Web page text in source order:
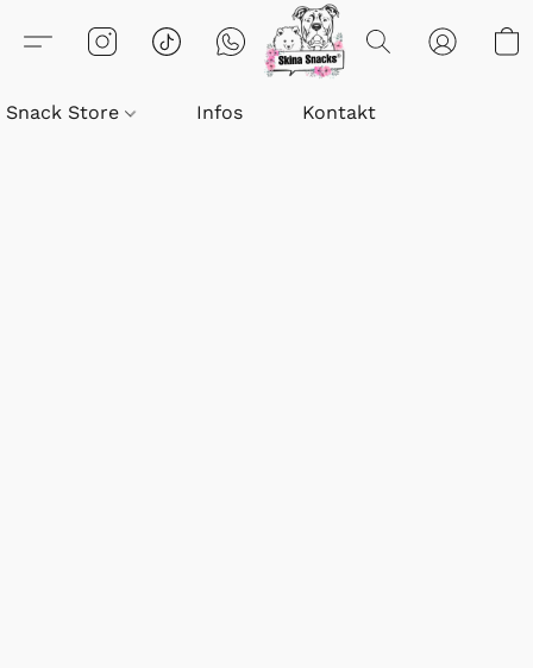
Snack Store Infos Kontakt